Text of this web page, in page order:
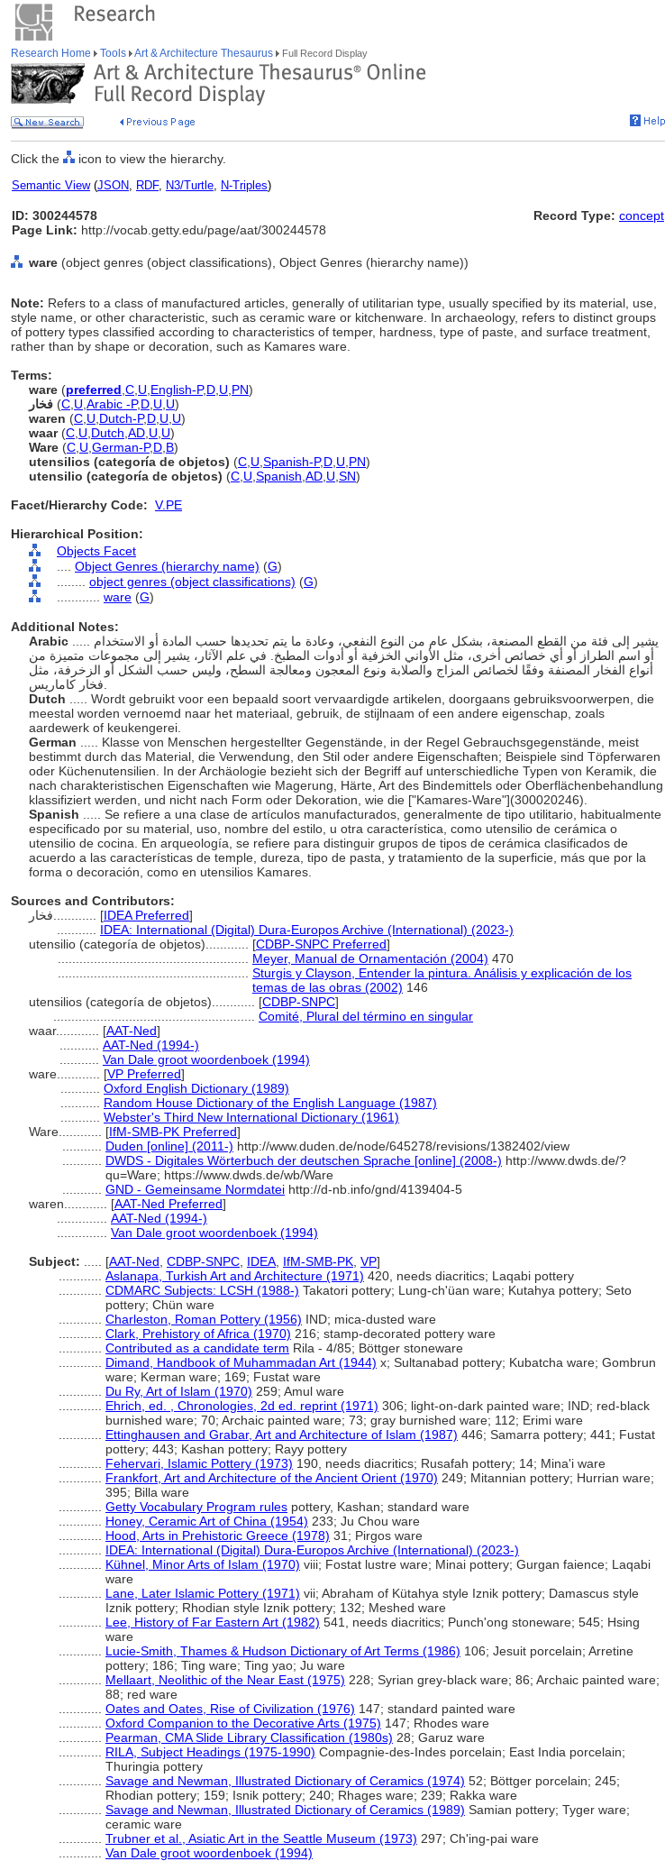
Research Home Tools Art & Architecture Thesaurus Full Record Display
Click the icon to view the hierarchy.
Semantic View(JSON, RDF, N3/Turtle, N-Triples)
ID: 300244578
Page Link: http://vocab.getty.edu/page/aat/300244578
Record Type: concept
ware (object genres (object classifications), Object Genres (hierarchy name))
Note: Refers to a class of manufactured articles, generally of utilitarian type, usually specified by its material, use,
style name, or other characteristic, such as ceramic ware or kitchenware. In archaeology, refers to distinct groups
of pottery types classified according to characteristics of temper, hardness, type of paste, and surface treatment,
rather than by shape or decoration, such as Kamares ware.
Terms:
ware (preferred C U English-P,D U PN)
فخار (C U Arabic -P,D U U)
waren (C U Dutch-P,D U U)
waar(C U Dutch AD U U)
Ware (C U German-P,D B)
utensilios (categoría de objetos) (C U Spanish-P,D U PN)
utensilio (categoría de objetos) (C U Spanish AD U SN)
Facet/Hierarchy Code: V.PE
Hierarchical Position:
Objects Facet
Object Genres (hierarchy name) (G)
object genres (object classifications) (G)
ware (G)
Additional Notes:
Arabic
أو اسم الطراز أو أي خصائص أخرى، مثل الأواني الخزفية أو أدوات المطبخ. في علم الآثار، يشير إلى مجموعات متميزة من
أنواع الفخار المصنفة وفقًا لخصائص المزاج والصلابة ونوع المعجون ومعالجة السطح، وليس حسب الشكل أو الزخرفة، مثل
Dutch
..... Wordt gebruikt voor een bepaald soort vervaardigde artikelen, doorgaans gebruiksvoorwerpen, die
meestal worden vernoemd naar het materiaal, gebruik, de stijlnaam of een andere eigenschap, zoals
aardewerk of keukengerei.
German
..... Klasse von Menschen hergestellter Gegenstände, in der Regel Gebrauchsgegenstände, meist
bestimmt durch das Material, die Verwendung, den Stil oder andere Eigenschaften; Beispiele sind Töpferwaren
oder Küchenutensilien. In der Archäologie bezieht sich der Begriff auf unterschiedliche Typen von Keramik, die
nach charakteristischen Eigenschaften wie Magerung, Härte, Art des Bindemittels oder Oberflächenbehandlung
klassifiziert werden, und nicht nach Form oder Dekoration, wie die ["Kamares-Ware"](300020246).
Spanish
..... Se refiere a una clase de artículos manufacturados, generalmente de tipo utilitario, habitualmente
especificado por su material, uso, nombre del estilo, u otra característica, como utensilio de cerámica o
utensilio de cocina. En arqueología, se refiere para distinguir grupos de tipos de cerámica clasificados de
acuerdo a las características de temple, dureza, tipo de pasta, y tratamiento de la superficie, más que por la
forma o decoración, como en utensilios Kamares.
Sources and Contributors:
[IDEA Preferred]
IDEA: International (Digital) Dura-Europos Archive (International) (2023-)
utensilio (categoría de objetos)............ [CDBP-SNPC Preferred]
Meyer, Manual de Ornamentación (2004) 470
Sturgis y Clayson, Entender la pintura. Análisis y explicación de los
temas de las obras (2002) 146
utensilios (categoría de objetos)............ [CDBP-SNPC]
Comité, Plural del término en singular
waar............ [AAT-Ned]
AAT-Ned (1994-)
Van Dale groot woordenboek (1994)
ware............ [VP Preferred]
Oxford English Dictionary (1989)
Random House Dictionary of the English Language (1987)
Webster's Third New International Dictionary (1961)
Ware............ [IfM-SMB-PK Preferred]
Duden [online] (2011-) http://www.duden.de/node/645278/revisions/1382402/view
DWDS - Digitales Wörterbuch der deutschen Sprache [online] (2008-) http://www.dwds.de/?
qu=Ware; https://www.dwds.de/wb/Ware
GND - Gemeinsame Normdatei http://d-nb.info/gnd/4139404-5
waren............ [AAT-Ned Preferred]
AAT-Ned (1994-)
Van Dale groot woordenboek (1994)
Subject:
[AAT-Ned CDBP-SNPC IDEA IfM-SMB-PK VP]
Aslanapa, Turkish Art and Architecture (1971) 420, needs diacritics; Laqabi pottery
CDMARC Subjects: LCSH (1988-) Takatori pottery; Lung-ch'üan ware; Kutahya pottery; Seto
pottery; Chün ware
Charleston, Roman Pottery (1956) IND; mica-dusted ware
Clark, Prehistory of Africa (1970) 216; stamp-decorated pottery ware
Contributed as a candidate term Rila - 4/85; Böttger stoneware
Dimand, Handbook of Muhammadan Art (1944) x; Sultanabad pottery; Kubatcha ware; Gombrun
ware; Kerman ware; 169; Fustat ware
Du Ry, Art of Islam (1970) 259; Amul ware
Ehrich, ed. , Chronologies, 2d ed. reprint (1971) 306; light-on-dark painted ware; IND; red-black
burnished ware; 70; Archaic painted ware; 73; gray burnished ware; 112; Erimi ware
Ettinghausen and Grabar, Art and Architecture of Islam (1987) 446; Samarra pottery; 441; Fustat
pottery; 443; Kashan pottery; Rayy pottery
Fehervari, Islamic Pottery (1973) 190, needs diacritics; Rusafah pottery; 14; Mina'i ware
Frankfort, Art and Architecture of the Ancient Orient (1970) 249; Mitannian pottery; Hurrian ware;
395; Billa ware
Getty Vocabulary Program rules pottery, Kashan; standard ware
Honey, Ceramic Art of China (1954) 233; Ju Chou ware
Hood, Arts in Prehistoric Greece (1978) 31; Pirgos ware
IDEA: International (Digital) Dura-Europos Archive (International) (2023-)
Kühnel, Minor Arts of Islam (1970) viii; Fostat lustre ware; Minai pottery; Gurgan faience; Laqabi
ware
Lane, Later Islamic Pottery (1971) vii; Abraham of Kütahya style Iznik pottery; Damascus style
Iznik pottery; Rhodian style Iznik pottery; 132; Meshed ware
Lee, History of Far Eastern Art (1982) 541, needs diacritics; Punch'ong stoneware; 545; Hsing
ware
Lucie-Smith, Thames & Hudson Dictionary of Art Terms (1986) 106; Jesuit porcelain; Arretine
pottery; 186; Ting ware; Ting yao; Ju ware
Mellaart, Neolithic of the Near East (1975) 228; Syrian grey-black ware; 86; Archaic painted ware;
88; red ware
Oates and Oates, Rise of Civilization (1976) 147; standard painted ware
Oxford Companion to the Decorative Arts (1975) 147; Rhodes ware
Pearman, CMA Slide Library Classification (1980s) 28; Garuz ware
RILA, Subject Headings (1975-1990) Compagnie-des-Indes porcelain; East India porcelain;
Thuringia pottery
Savage and Newman, Illustrated Dictionary of Ceramics (1974) 52; Böttger porcelain; 245;
Rhodian pottery; 159; Isnik pottery; 240; Rhages ware; 239; Rakka ware
Savage and Newman, Illustrated Dictionary of Ceramics (1989) Samian pottery; Tyger ware;
ceramic ware
Trubner et al., Asiatic Art in the Seattle Museum (1973) 297; Ch'ing-pai ware
Van Dale groot woordenboek (1994)